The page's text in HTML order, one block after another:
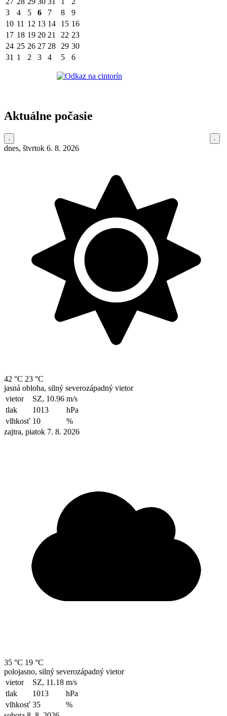
3
4 5 6 7 8
9
10 11 12 13 14 15 16
17 18 19 20 21 22 23
24 25 26 27 28 29 30
31 1 2 3 4 5 6
Aktuálne počasie
dnes, štvrtok 6. 8. 2026
42 °C 23 °C
jasná obloha, silný severozápadný vietor
vietor
SZ, 10.96 m/s
tlak
1013
hPa
vlhkosť 10
%
zajtra, piatok 7. 8. 2026
35 °C 19 °C
polojasno, silný severozápadný vietor
vietor
SZ, 11.18 m/s
tlak
1013
hPa
vlhkosť 35
%